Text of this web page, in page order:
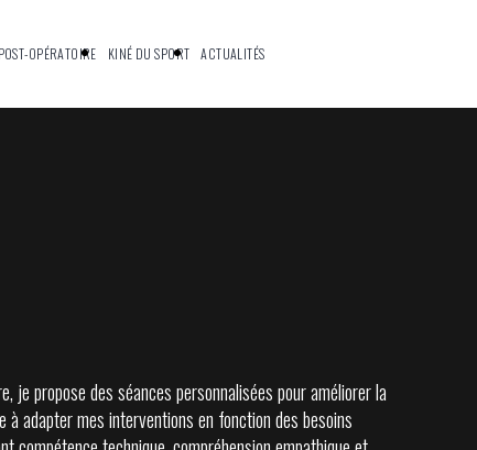
OPÉRATOIRE KINÉ DU SPORT ACTUALITÉS
je propose des séances personnalisées pour améliorer la
adapter mes interventions en fonction des besoins